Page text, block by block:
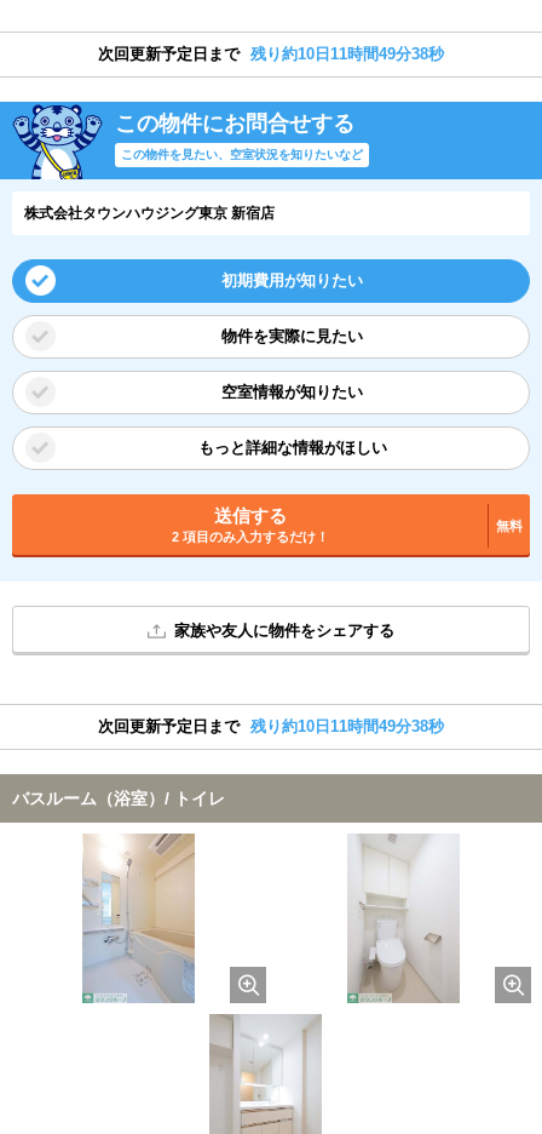
次回更新予定日まで 残り約10日11時間49分37秒
この物件にお問合せする
この物件を見たい、空室状況を知りたいなど
株式会社タウンハウジング東京 新宿店
初期費用が知りたい
物件を実際に見たい
空室情報が知りたい
もっと詳細な情報がほしい
送信する
2 項目のみ入力するだけ！
無料
家族や友人に物件をシェアする
次回更新予定日まで 残り約10日11時間49分37秒
バスルーム（浴室）/ トイレ